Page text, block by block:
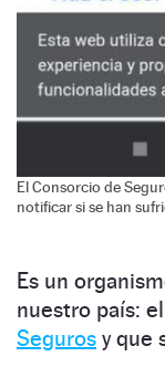
El Consorcio de
notificar si se han
Es un
nuestro país: el
Seguros y que